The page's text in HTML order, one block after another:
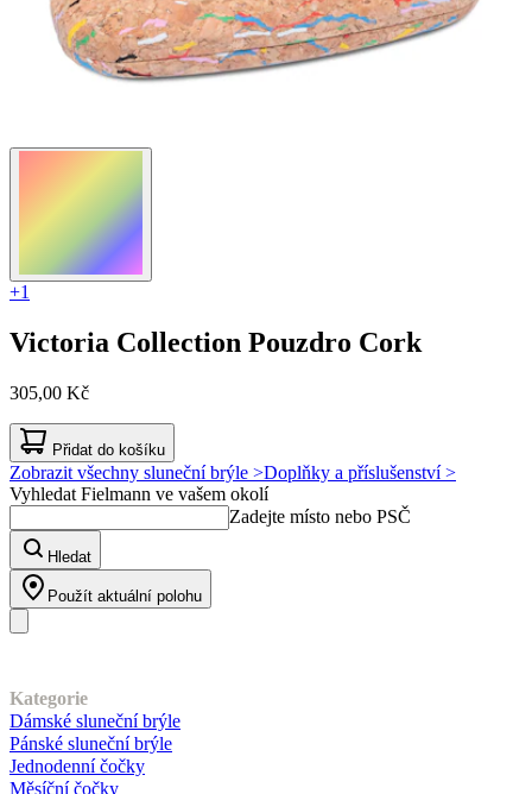
+1
Victoria Collection Pouzdro Cork
305,00 Kč
Přidat do košíku
Zobrazit všechny sluneční brýle >Doplňky a příslušenství >
Vyhledat Fielmann ve vašem okolí
Zadejte místo nebo PSČ
Hledat
Použít aktuální polohu
Kategorie
Dámské sluneční brýle
Pánské sluneční brýle
Jednodenní čočky
Měsíční čočky